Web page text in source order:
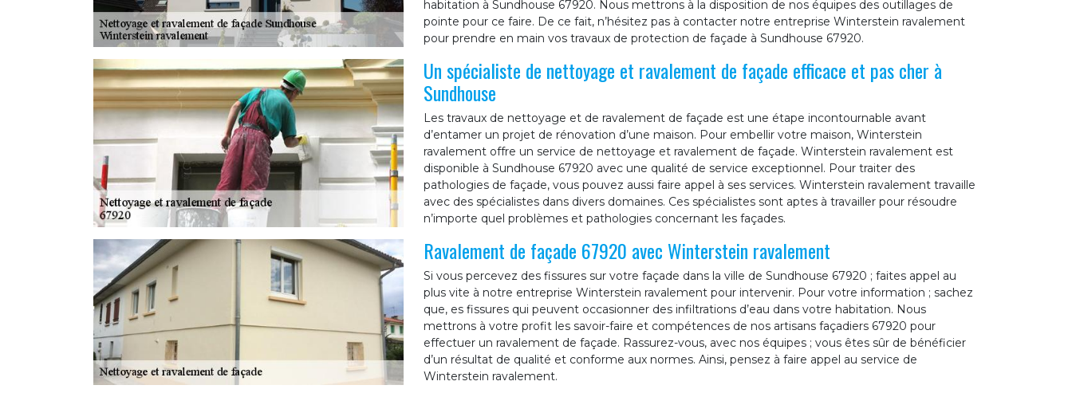
habitation à Sundhouse 67920. Nous mettrons à la disposition de nos équipes des outillages de
pointe pour ce faire. De ce fait, n’hésitez pas à contacter notre entreprise Winterstein ravalement
pour prendre en main vos travaux de protection de façade à Sundhouse 67920.
Un spécialiste de nettoyage et ravalement de façade efficace et pas cher à
Sundhouse
Les travaux de nettoyage et de ravalement de façade est une étape incontournable avant
d’entamer un projet de rénovation d’une maison. Pour embellir votre maison, Winterstein
ravalement offre un service de nettoyage et ravalement de façade. Winterstein ravalement est
disponible à Sundhouse 67920 avec une qualité de service exceptionnel. Pour traiter des
pathologies de façade, vous pouvez aussi faire appel à ses services. Winterstein ravalement travaille
avec des spécialistes dans divers domaines. Ces spécialistes sont aptes à travailler pour résoudre
n’importe quel problèmes et pathologies concernant les façades.
Ravalement de façade 67920 avec Winterstein ravalement
Si vous percevez des fissures sur votre façade dans la ville de Sundhouse 67920 ; faites appel au
plus vite à notre entreprise Winterstein ravalement pour intervenir. Pour votre information ; sachez
que, es fissures qui peuvent occasionner des infiltrations d’eau dans votre habitation. Nous
mettrons à votre profit les savoir-faire et compétences de nos artisans façadiers 67920 pour
effectuer un ravalement de façade. Rassurez-vous, avec nos équipes ; vous êtes sûr de bénéficier
d’un résultat de qualité et conforme aux normes. Ainsi, pensez à faire appel au service de
Winterstein ravalement.